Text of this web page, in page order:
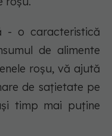
- o caracteristică
de alimente
roșu, vă ajută
de sațietate pe
timp mai puține